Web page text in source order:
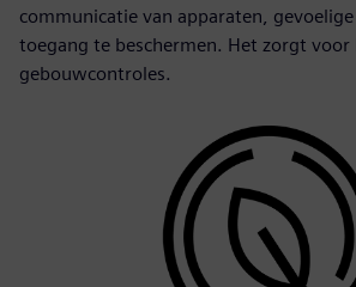
communicatie van apparaten, gevoelige
toegang te beschermen. Het zorgt
gebouwcontroles.